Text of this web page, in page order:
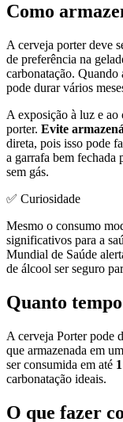
Como
A cerveja porter deve
de preferência na
carbonatação. Quando
pode durar vários
A exposição à luz e ao
porter. Evite
direta, pois isso pode
a garrafa bem fechada
sem gás.
✅ Curiosidade
Mesmo o consumo
significativos para a
Mundial de Saúde
de álcool ser seguro
Quanto
A cerveja Porter pode
que armazenada em
ser consumida em até
carbonatação ideais.
O que fazer